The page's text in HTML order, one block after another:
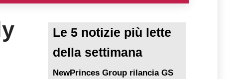
Le 5 notizie più lette
della settimana
NewPrinces Group rilancia GS